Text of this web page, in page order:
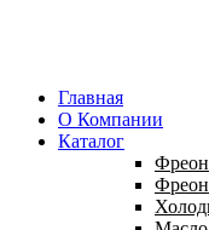
Главная
О Компании
Каталог
Фреон
Фреон